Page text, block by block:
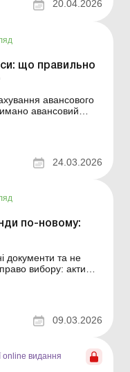
контентом:
20.04.2026
що правильно
авансового
авансовий
за іншим
виписані в межах
до...
24.03.2026
по-новому:
документи та не
вибору: акти
якщо вважають це
синхронізують
09.03.2026
online видання